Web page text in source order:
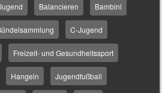
Balancieren Bambini
C-Jugend
Freizeit- und Gesundheitssport
Hangeln Jugendfußball